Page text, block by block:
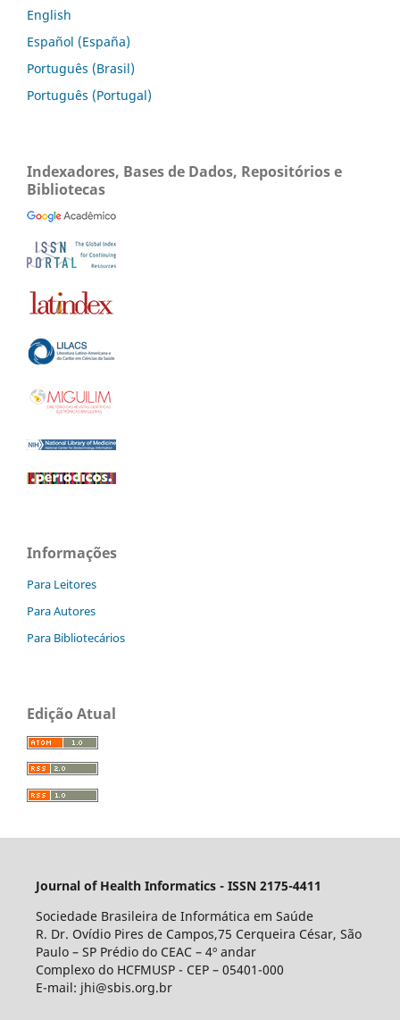
English
Español (España)
Português (Brasil)
Português (Portugal)
Indexadores, Bases de Dados, Repositórios e
Bibliotecas
Informações
Para Leitores
Para Autores
Para Bibliotecários
Edição Atual
Journal of Health Informatics - ISSN 2175-4411
Sociedade Brasileira de Informática em Saúde
R. Dr. Ovídio Pires de Campos,75 Cerqueira César, São
Paulo – SP Prédio do CEAC – 4º andar
Complexo do HCFMUSP - CEP – 05401-000
E-mail: jhi@sbis.org.br